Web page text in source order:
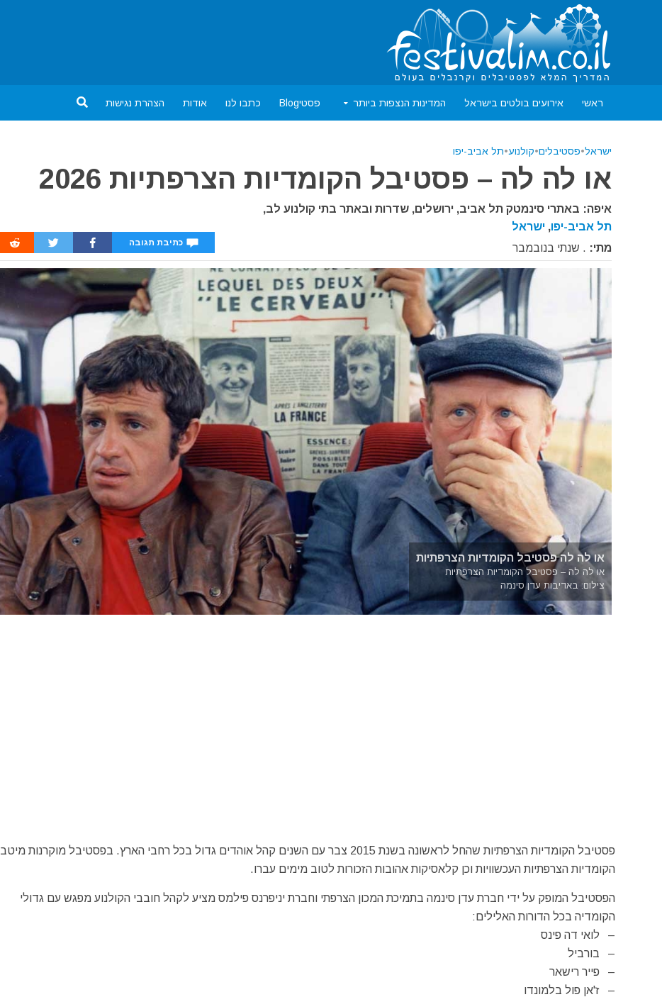
ראשי אירועים בולטים בישראל המדינות הנצפות ביותר פסטיBlog כתבו לנו אודות הצהרת נגישות
ישראל•פסטיבלים•קולנוע•תל אביב-יפו
או לה לה – פסטיבל הקומדיות הצרפתיות 2026
איפה: באתרי סינמטק תל אביב, ירושלים, שדרות ובאתר בתי קולנוע לב,
תל אביב-יפו, ישראל
מתי: . שנתי בנובמבר כתיבת תגובה
או לה לה פסטיבל הקומדיות הצרפתיות
או לה לה – פסטיבל הקומדיות הצרפתיות
צילום: באדיבות עדן סינמה
פסטיבל הקומדיות הצרפתיות שהחל לראשונה בשנת 2015 צבר עם השנים קהל אוהדים גדול בכל רחבי הארץ. בפסטיבל מוקרנות מיטב
הקומדיות הצרפתיות העכשוויות וכן קלאסיקות אהובות הזכורות לטוב מימים עברו.
הפסטיבל המופק על ידי חברת עדן סינמה בתמיכת המכון הצרפתי וחברת יניפרנס פילמס מציע לקהל חובבי הקולנוע מפגש עם גדולי
הקומדיה בכל הדורות האלילים:
– לואי דה פינס
– בורביל
– פייר רישאר
– ז'אן פול בלמונדו